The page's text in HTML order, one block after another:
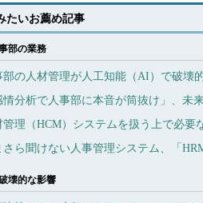
たいお薦め記事
部の業務
部の人材管理が人工知能（AI）で破壊
情分析で人事部に本音が筒抜け」、未
管理（HCM）システムを扱う上で必要
さら聞けない人事管理システム、「
壊的な影響